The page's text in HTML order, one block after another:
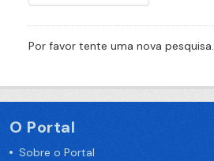
Por favor tente uma nova pesquisa.
O Portal
Sobre o Portal